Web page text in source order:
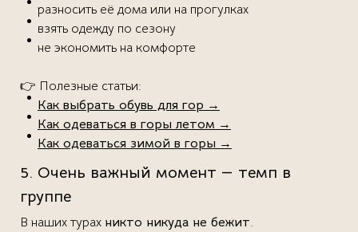
разносить её дома или на прогулках
взять одежду по сезону
не экономить на комфорте
👉 Полезные статьи:
Как выбрать обувь для гор →
Как одеваться в горы летом →
Как одеваться зимой в горы →
5. Очень важный момент — темп в
группе
В наших турах никто никуда не бежит.